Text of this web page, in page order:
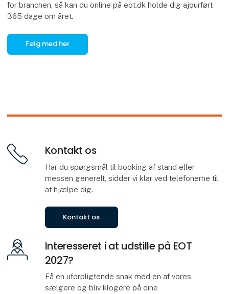
for branchen, så kan du online på eot.dk holde dig ajourført
365 dage om året.
Følg med her
Kontakt os
Har du spørgsmål til booking af stand eller
messen generelt, sidder vi klar ved telefonerne til
at hjælpe dig.
Kontakt os
Interesseret i at udstille på EOT
2027?
Få en uforpligtende snak med en af vores
sælgere og bliv klogere på dine